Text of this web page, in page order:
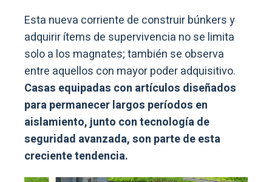
Esta nueva corriente de construir búnkers y
adquirir ítems de supervivencia no se limita
solo a los magnates; también se observa
entre aquellos con mayor poder adquisitivo.
Casas equipadas con artículos diseñados
para permanecer largos períodos en
aislamiento, junto con tecnología de
seguridad avanzada, son parte de esta
creciente tendencia.